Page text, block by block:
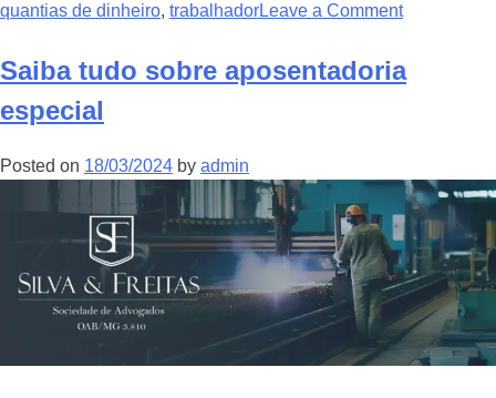
quantias de dinheiro, trabalhadorLeave a Comment
Saiba tudo sobre aposentadoria
especial
Posted on 18/03/2024 by admin